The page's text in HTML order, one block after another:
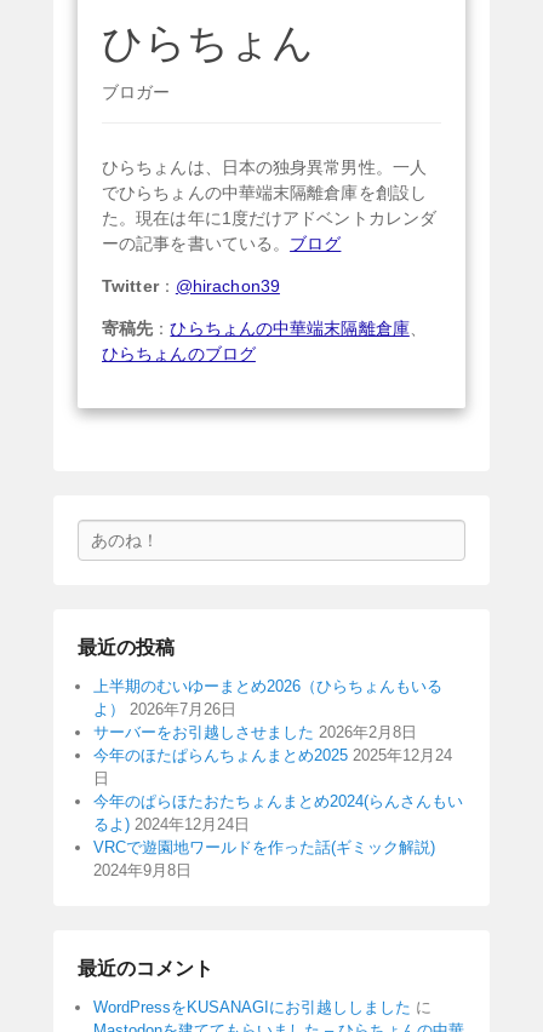
ひらちょん
ブロガー
ひらちょんは、日本の独身異常男性。一人
でひらちょんの中華端末隔離倉庫を創設し
た。現在は年に1度だけアドベントカレンダ
ーの記事を書いている。 ブログ
Twitter： @hirachon39
寄稿先 ：ひらちょんの中華端末隔離倉庫、
ひらちょんのブログ
索
最近の投稿
上半期のむいゆーまとめ2026（ひらちょんもいる
よ）
2026年7月26日
サーバーをお引越しさせました 2026年2月8日
今年のほたぱらんちょんまとめ2025 2025年12月24
日
今年のぱらほたおたちょんまとめ2024(らんさんもい
るよ) 2024年12月24日
VRCで遊園地ワールドを作った話(ギミック解説)
2024年9月8日
最近のコメント
WordPressをKUSANAGIにお引越ししました に